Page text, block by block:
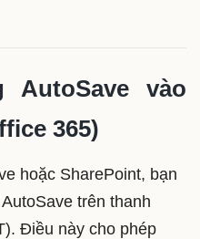
AutoSave vào
365)
hoặc SharePoint, bạn
trên thanh
Điều này cho phép